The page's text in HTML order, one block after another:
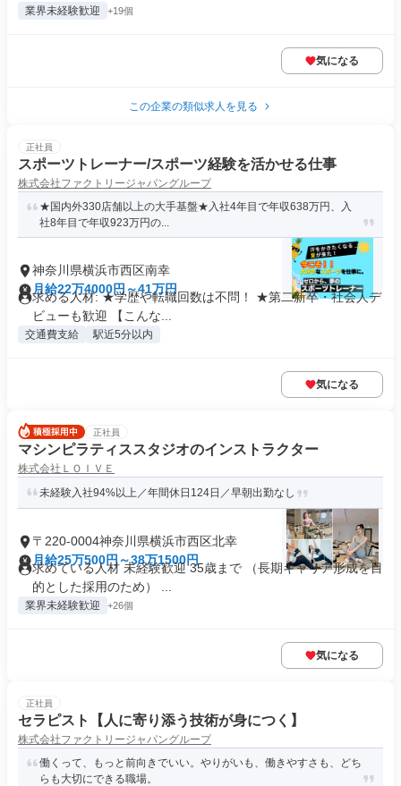
業界未経験歓迎 +19個
気になる
この企業の類似求人を見る
正社員
スポーツトレーナー/スポーツ経験を活かせる仕事
株式会社ファクトリージャパングループ
★国内外330店舗以上の大手基盤★入社4年目で年収638万円、入
社8年目で年収923万円の...
神奈川県横浜市西区南幸
月給22万4000円～41万円
求める人材: ★学歴や転職回数は不問！ ★第二新卒・社会人デ
ビューも歓迎 【こんな...
交通費支給 駅近5分以内
気になる
正社員
マシンピラティススタジオのインストラクター
株式会社ＬＯＩＶＥ
未経験入社94%以上／年間休日124日／早朝出勤なし
〒220-0004神奈川県横浜市西区北幸
月給25万500円～38万1500円
求めている人材 未経験歓迎 35歳まで （長期キャリア形成を目
的とした採用のため） ...
業界未経験歓迎 +26個
気になる
正社員
セラピスト【人に寄り添う技術が身につく】
株式会社ファクトリージャパングループ
働くって、もっと前向きでいい。やりがいも、働きやすさも、どち
らも大切にできる職場。